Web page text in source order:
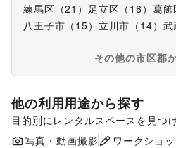
練馬区 （21 ） 足立区 （ 18 ） 葛飾
八王子市 （ 15） 立川市 （ 14） 武
その他の市区郡
他の利用用途から探す
目的別にレンタルスペースを見つ
ポップアップストア
販促イベント
写真・動画撮影 ワークショ